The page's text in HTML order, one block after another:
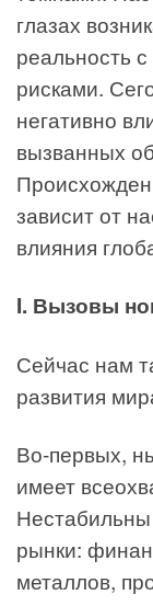
глазах
реальность
рисками.
негативно
вызванных
зависит от
влияния
I. Вызовы
Сейчас нам
развития
Во-первых,
имеет
рынки:
металлов,